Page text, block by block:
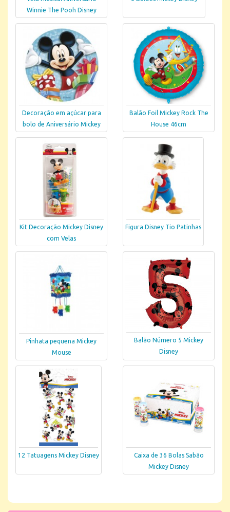
Winnie The Pooh Disney
Decoração em açúcar para
bolo de Aniversário Mickey
Balão Foil Mickey Rock The
House 46cm
Kit Decoração Mickey Disney
com Velas
Figura Disney Tio Patinhas
Pinhata pequena Mickey
Mouse
Balão Número 5 Mickey
Disney
12 Tatuagens Mickey Disney
Caixa de 36 Bolas Sabão
Mickey Disney